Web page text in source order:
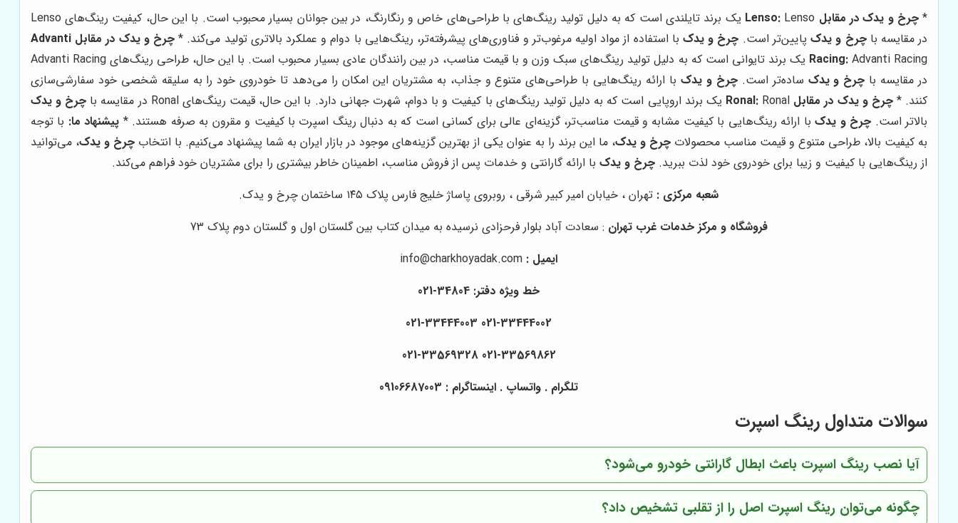
*چرخ و یدکدر مقابل Lenso:
Lenso یک برند تایلندی است که به دلیل تولید رینگ‌های با طراحی‌های خاص و رنگارنگ، در بین جوانان بسیار محبوب است. با این حال، کیفیت رینگ‌های Lenso
در مقایسه باچرخ و یدکپایین‌تر است. چرخ و یدک با استفاده از مواد اولیه مرغوب‌تر و فناوری‌های پیشرفته‌تر، رینگ‌هایی با دوام و عملکرد بالاتری تولید می‌کند. *چرخ و یدک
در مقابل Advanti
Racing:
Advanti Racing یک برند تایوانی است که به دلیل تولید رینگ‌های سبک وزن و با قیمت مناسب، در بین رانندگان عادی بسیار محبوب است. با این حال، طراحی رینگ‌های Advanti Racing
در مقایسه با چرخ و یدک ساده‌تر است.چرخ و یدک با ارائه رینگ‌هایی با طراحی‌های متنوع و جذاب، به مشتریان این امکان را می‌دهد تا خودروی خود را به سلیقه شخصی خود سفارشی‌سازی
کنند. *چرخ و یدک در مقابل Ronal: Ronal یک برند اروپایی است که به دلیل تولید رینگ‌های با کیفیت و با دوام، شهرت جهانی دارد. با این حال، قیمت رینگ‌های Ronal در مقایسه با
چرخ و یدک
بالاتر است. چرخ و یدکبا ارائه رینگ‌هایی با کیفیت مشابه و قیمت مناسب‌تر، گزینه‌ای عالی برای کسانی است که به دنبال رینگ اسپرت با کیفیت و مقرون به صرفه هستند. * پیشنهاد ما: با توجه
به کیفیت بالا، طراحی متنوع و قیمت مناسب محصولات چرخ و یدک، ما این برند را به عنوان یکی از بهترین گزینه‌های موجود در بازار ایران به شما پیشنهاد می‌کنیم. با انتخابچرخ و یدک، می‌توانید
از رینگ‌هایی با کیفیت و زیبا برای خودروی خود لذت ببرید. چرخ و یدکبا ارائه گارانتی و خدمات پس از فروش مناسب، اطمینان خاطر بیشتری را برای مشتریان خود فراهم می‌کند.
شعبه مرکزی : تهران ، خیابان امیر کبیر شرقی ، روبروی پاساژ خلیج فارس پلاک ۱۴۵ ساختمان چرخ و یدک.
فروشگاه و مرکز خدمات غرب تهران : سعادت آباد بلوار فرحزادی نرسیده به میدان کتاب بین گلستان اول و گلستان دوم پلاک 73
ایمیل : info@charkhoyadak.com
خط ویژه دفتر: 34804-021
021-33444002 021-33444003
021-33569862 021-33569328
تلگرام . واتساپ . اینستاگرام : 09106687003
سوالات متداول رینگ اسپرت
آیا نصب رینگ اسپرت باعث ابطال گارانتی خودرو می‌شود؟
چگونه می‌توان رینگ اسپرت اصل را از تقلبی تشخیص داد؟